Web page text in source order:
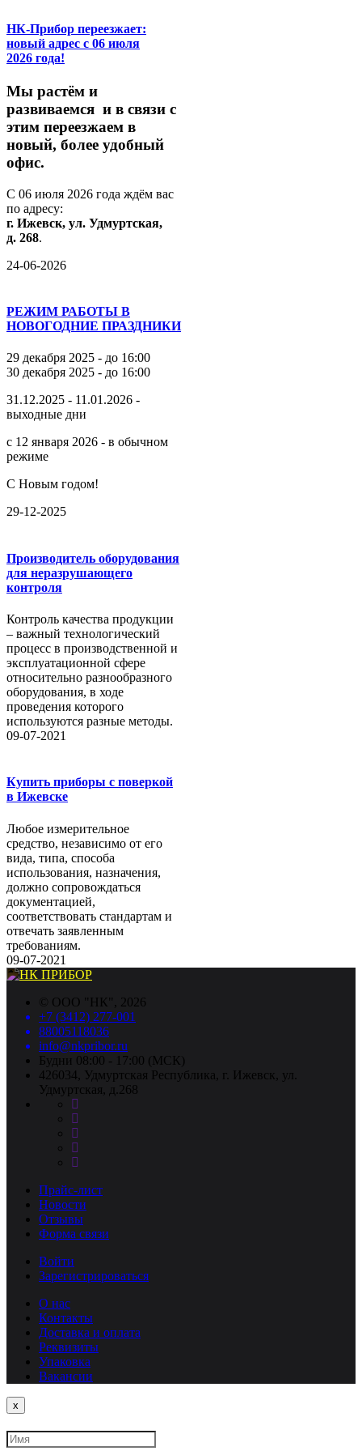
НК-Прибор переезжает:
новый адрес с 06 июля
2026 года!
Мы растём и
развиваемся и в связи с
этим переезжаем в
новый, более удобный
офис.
С 06 июля 2026 года ждём вас
по адресу:
г. Ижевск, ул. Удмуртская,
д. 268.
24-06-2026
РЕЖИМ РАБОТЫ В
НОВОГОДНИЕ ПРАЗДНИКИ
29 декабря 2025 - до 16:00
30 декабря 2025 - до 16:00
31.12.2025 - 11.01.2026 -
выходные дни
с 12 января 2026 - в обычном
режиме
С Новым годом!
29-12-2025
Производитель оборудования
для неразрушающего
контроля
Контроль качества продукции
– важный технологический
процесс в производственной и
эксплуатационной сфере
относительно разнообразного
оборудования, в ходе
проведения которого
используются разные методы.
09-07-2021
Купить приборы с поверкой
в Ижевске
Любое измерительное
средство, независимо от его
вида, типа, способа
использования, назначения,
должно сопровождаться
документацией,
соответствовать стандартам и
отвечать заявленным
требованиям.
09-07-2021
© ООО "НК", 2026
+7 (3412) 277-001
88005118036
info@nkpribor.ru
Будни 08:00 - 17:00 (МСК)
426034, Удмуртская Республика, г. Ижевск, ул.
Удмуртская, д.268
Прайс-лист
Новости
Отзывы
Форма связи
Войти
Зарегистрироваться
О нас
Контакты
Доставка и оплата
Реквизиты
Упаковка
Вакансии
x